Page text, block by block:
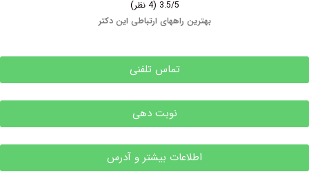
بهترین راههای ارتباطی این دکتر
تماس تلفنی
نوبت دهی
اطلاعات بیشتر و آدرس